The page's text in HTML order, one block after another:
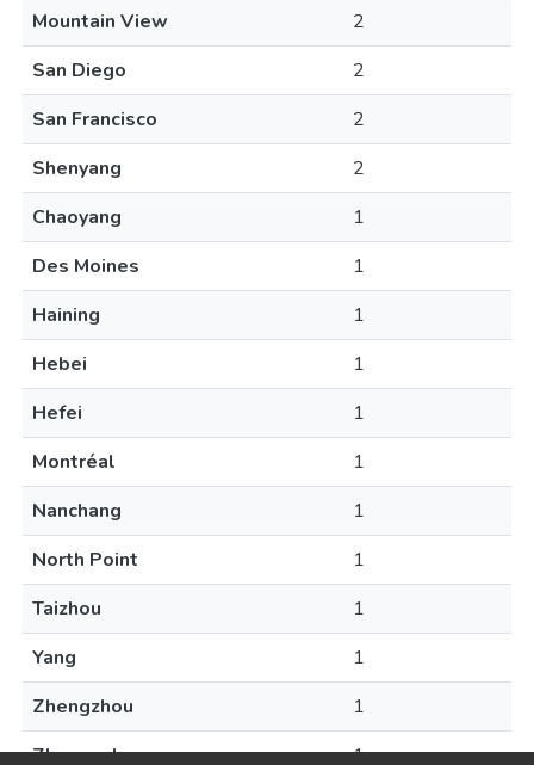
Mountain View
2
San Diego
2
San Francisco
2
Shenyang
2
Chaoyang
1
Des Moines
1
Haining
1
Hebei
1
Hefei
1
Montréal
1
Nanchang
1
North Point
1
Taizhou
1
Yang
1
Zhengzhou
1
Zhmerynka
1